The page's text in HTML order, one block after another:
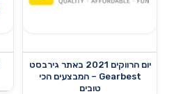
יום הרווקים 2021 באתר גירבסט
Gearbest – המבצעים הכי
טובים